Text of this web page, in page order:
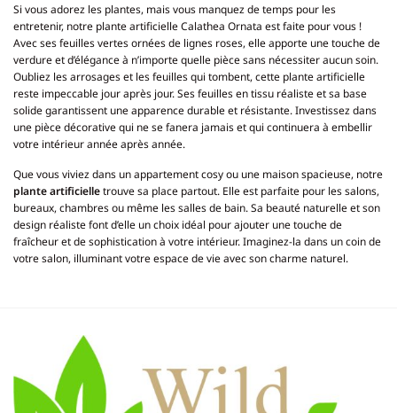
Si vous adorez les plantes, mais vous manquez de temps pour les
entretenir, notre plante artificielle Calathea Ornata est faite pour vous !
Avec ses feuilles vertes ornées de lignes roses, elle apporte une touche de
verdure et d’élégance à n’importe quelle pièce sans nécessiter aucun soin.
Oubliez les arrosages et les feuilles qui tombent, cette plante artificielle
reste impeccable jour après jour. Ses feuilles en tissu réaliste et sa base
solide garantissent une apparence durable et résistante. Investissez dans
une pièce décorative qui ne se fanera jamais et qui continuera à embellir
votre intérieur année après année.
Que vous viviez dans un appartement cosy ou une maison spacieuse, notre
plante artificielletrouve sa place partout. Elle est parfaite pour les salons,
bureaux, chambres ou même les salles de bain. Sa beauté naturelle et son
design réaliste font d’elle un choix idéal pour ajouter une touche de
fraîcheur et de sophistication à votre intérieur. Imaginez-la dans un coin de
votre salon, illuminant votre espace de vie avec son charme naturel.